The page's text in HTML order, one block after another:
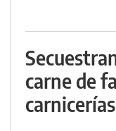
carne de
carnicerías